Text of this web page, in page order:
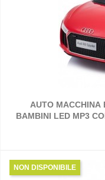
AUTO MACCHINA
BAMBINI LED MP3
NON DISPONIBILE